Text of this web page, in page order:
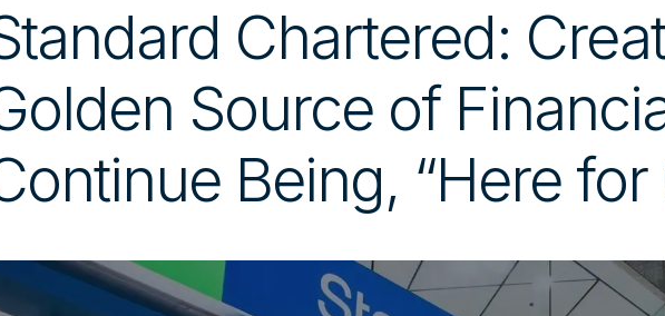
Chartered:
Source of
Being, “Here for